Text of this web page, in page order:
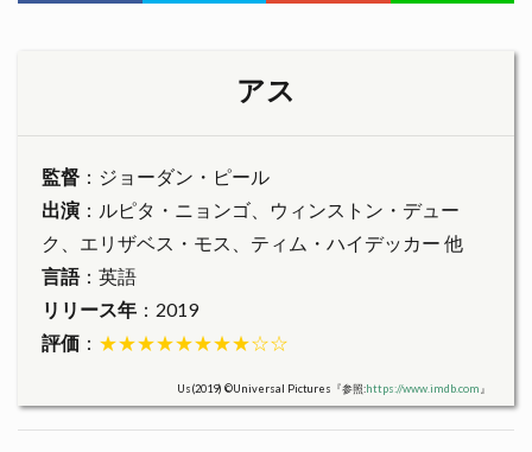
アス
監督 ：ジョーダン・ピール
出演 ：ルピタ・ニョンゴ、ウィンストン・デュー
ク、エリザベス・モス、ティム・ハイデッカー 他
言語：英語
リリース年 ：2019
評価 ： ★★★★★★★★☆☆
Us(2019) ©Universal Pictures『参照:https://www.imdb.com 』